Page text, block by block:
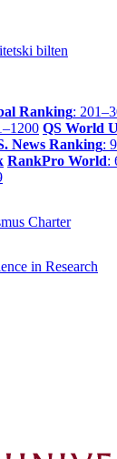
bilten
Ranking:
QS World
News Ranking:
RankPro World:
Charter
in Research